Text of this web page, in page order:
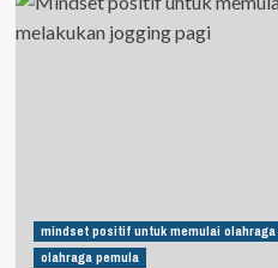
2026
Cetak
mindset positif untuk memulai olahraga
olahraga pemula